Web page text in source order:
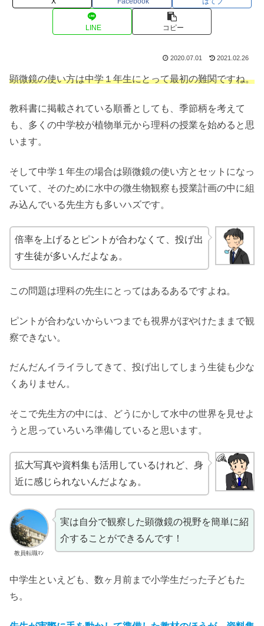
LINE コピー
2020.07.01 2021.02.26
顕微鏡の使い方は中学１年生にとって最初の難関ですね。
教科書に掲載されている順番としても、季節柄を考えて
も、多くの中学校が植物単元から理科の授業を始めると思
います。
そして中学１年生の場合は顕微鏡の使い方とセットになっ
ていて、そのために水中の微生物観察も授業計画の中に組
み込んでいる先生方も多いハズです。
倍率を上げるとピントが合わなくて、投げ出
す生徒が多いんだよなぁ。
この問題は理科の先生にとってはあるあるですよね。
ピントが合わないからいつまでも視界がぼやけたままで観
察できない。
だんだんイライラしてきて、投げ出してしまう生徒も少な
くありません。
そこで先生方の中には、どうにかして水中の世界を見せよ
うと思っていろいろ準備していると思います。
拡大写真や資料集も活用しているけれど、身
近に感じられないんだよなぁ。
教員転職ﾏﾝ
実は自分で観察した顕微鏡の視野を簡単に紹
介することができるんです！
中学生といえども、数ヶ月前まで小学生だった子どもた
ち。